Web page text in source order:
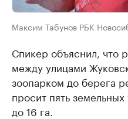
Максим Табунов РБК
Спикер объяснил, что
между улицами
зоопарком до берега
просит пять
до 16 га.